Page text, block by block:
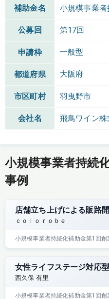
補助金名 小規模事業
公募回 第17回
申請枠 一般型
都道府県 大阪府
市区町村 羽曳野市
会社名 飛鳥ワイン株
小規模事業者持続
事例
店舗立ち上げによる販路
ｃｏｌｏｒｏｂｅ
小規模事業者持続化補助金第1回創
女性ライフステージ対応
西久保 有里
小規模事業者持続化補助金第1回創